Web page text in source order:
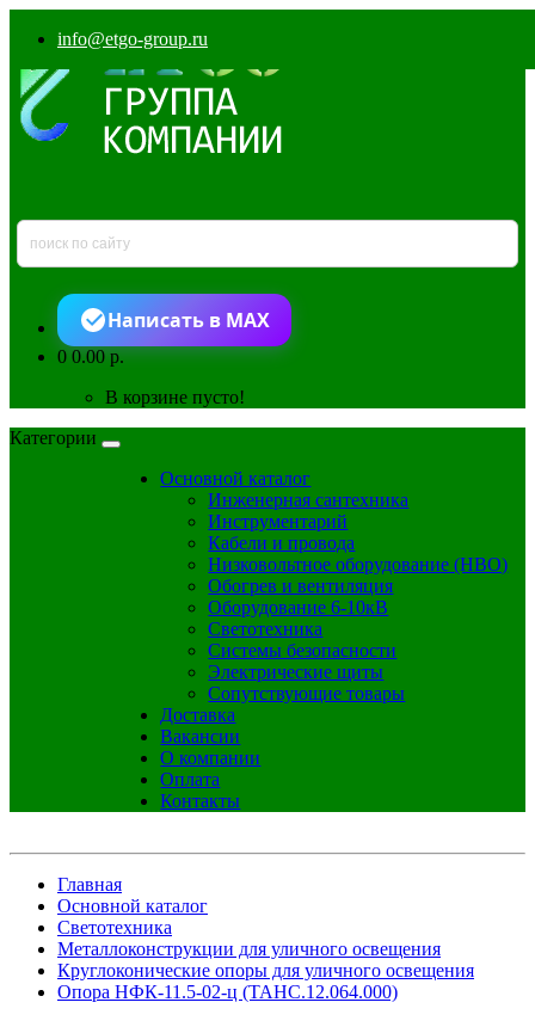
info@etgo-group.ru
Написать в MAX
00.00 р.
В корзине пусто!
Категории
Основной каталог
Инженерная сантехника
Инструментарий
Кабели и провода
Низковольтное оборудование (НВО)
Обогрев и вентиляция
Оборудование 6-10кВ
Светотехника
Системы безопасности
Электрические щиты
Сопутствующие товары
Доставка
Вакансии
О компании
Оплата
Контакты
Главная
Основной каталог
Светотехника
Металлоконструкции для уличного освещения
Круглоконические опоры для уличного освещения
Опора НФК-11.5-02-ц (ТАНС.12.064.000)